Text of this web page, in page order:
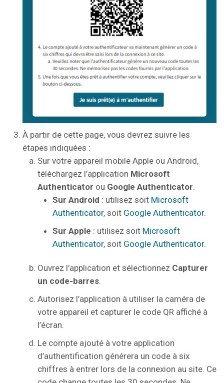
À partir de cette page, vous devrez suivre les
étapes indiquées :
Sur votre appareil mobile Apple ou Android,
téléchargez l’application Microsoft
Authenticator ou Google Authenticator.
Sur Android : utilisez soit Microsoft
Authenticator, soit Google Authenticator.
Sur Apple : utilisez soit Microsoft
Authenticator, soit Google Authenticator.
Ouvrez l’application et sélectionnez Capturer
un code-barres.
Autorisez l’application à utiliser la caméra de
votre appareil et capturer le code QR affiché à
l’écran.
Le compte ajouté à votre application
d’authentification générera un code à six
chiffres à entrer lors de la connexion au site. Ce